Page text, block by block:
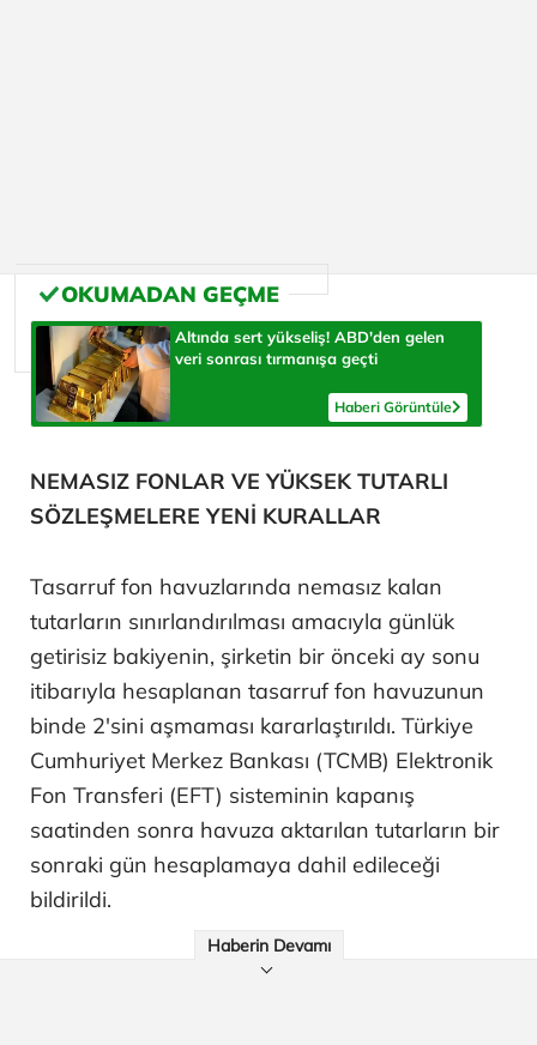
Altında sert yükseliş! ABD'den gelen
veri sonrası tırmanışa geçti
Haberi Görüntüle
NEMASIZ FONLAR VE YÜKSEK TUTARLI
SÖZLEŞMELERE YENİ KURALLAR
Tasarruf fon havuzlarında nemasız kalan
tutarların sınırlandırılması amacıyla günlük
getirisiz bakiyenin, şirketin bir önceki ay sonu
itibarıyla hesaplanan tasarruf fon havuzunun
binde 2'sini aşmaması kararlaştırıldı. Türkiye
Cumhuriyet Merkez Bankası (TCMB) Elektronik
Fon Transferi (EFT) sisteminin kapanış
saatinden sonra havuza aktarılan tutarların bir
sonraki gün hesaplamaya dahil edileceği
bildirildi.
Haberin Devamı